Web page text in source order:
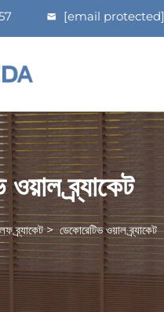
[email protected]
ব্র্যাকেট
ব্র্যাকেট>ডেকোরেটিভ ওয়াল ব্র্যাকেট